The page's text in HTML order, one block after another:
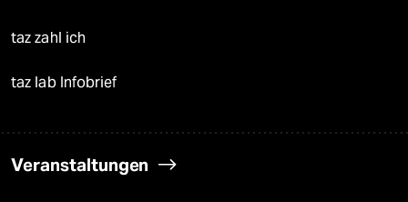
taz zahl ich
taz lab Infobrief
Veranstaltungen